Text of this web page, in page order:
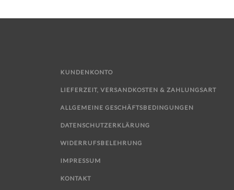
KUNDENKONTO
LIEFERZEIT, VERSANDKOSTEN & ZAHLUNGSART
ALLGEMEINE GESCHÄFTSBEDINGUNGEN
DATENSCHUTZERKLÄRUNG
WIDERRUFSBELEHRUNG
IMPRESSUM
KONTAKT